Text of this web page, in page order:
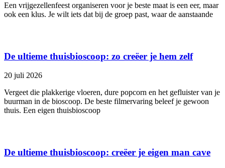
Een vrijgezellenfeest organiseren voor je beste maat is een eer, maar
ook een klus. Je wilt iets dat bij de groep past, waar de aanstaande
De ultieme thuisbioscoop: zo creëer je hem zelf
20 juli 2026
Vergeet die plakkerige vloeren, dure popcorn en het gefluister van je
buurman in de bioscoop. De beste filmervaring beleef je gewoon
thuis. Een eigen thuisbioscoop
De ultieme thuisbioscoop: creëer je eigen man cave